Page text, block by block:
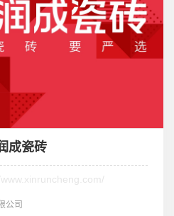
成瓷砖
公司